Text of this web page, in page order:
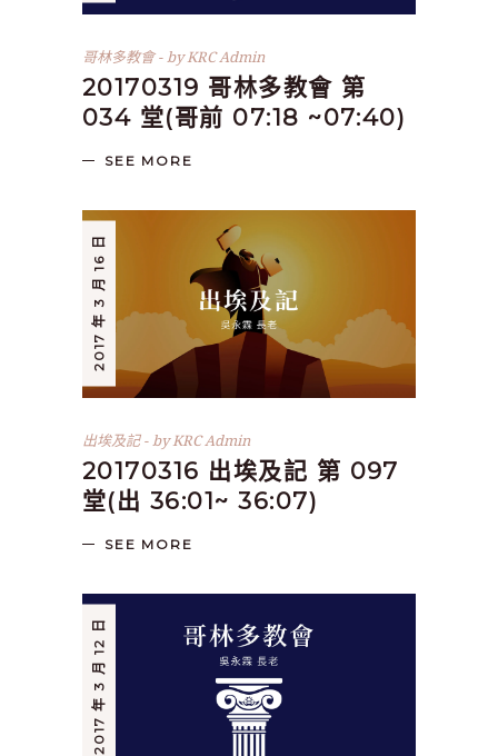
哥林多教會 byKRC Admin
20170319 哥林多教會 第
034 堂(哥前 07:18 ~07:40)
SEE MORE
2017 年 3 月 16 日
出埃及記 byKRC Admin
20170316 出埃及記 第 097
堂(出 36:01~ 36:07)
SEE MORE
2017 年 3 月 12 日